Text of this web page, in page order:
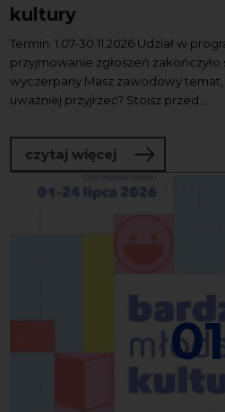
kultury
Termin: 1.07-30.11.2026 Udział w
przyjmowanie zgłoszeń zakończyło
wyczerpany Masz zawodowy
uważniej przyjrzeć? Stoisz przed...
czytaj więcej o Program
01